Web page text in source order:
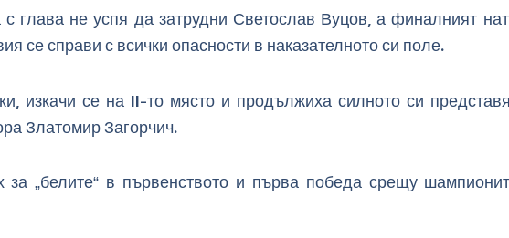
глава не успя да затрудни Светослав Вуцов, а финалният
се справи с всички опасности в наказателното си поле.
изкачи се на 11-то място и продължиха силното си
Златомир Загорчич.
„белите“ в първенството и първа победа срещу